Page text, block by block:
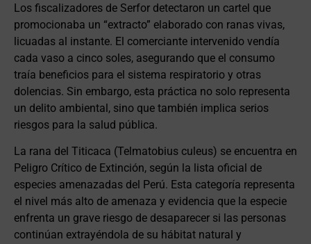
Los fiscalizadores de Serfor detectaron un cartel que
promocionaba un “extracto” elaborado con ranas vivas,
licuadas al instante. El comerciante intervenido vendía
cada vaso a cinco soles, asegurando que el consumo
traía beneficios para el sistema respiratorio y otras
dolencias. Sin embargo, esta práctica no solo representa
un delito ambiental, sino que también implica serios
riesgos para la salud pública.
La rana del Titicaca (Telmatobius culeus) se encuentra en
Peligro Crítico de Extinción, según la lista oficial de
especies amenazadas del Perú. Esta categoría representa
el nivel más alto de amenaza y evidencia que la especie
enfrenta un grave riesgo de desaparecer si las personas
continúan extrayéndola de su hábitat natural y